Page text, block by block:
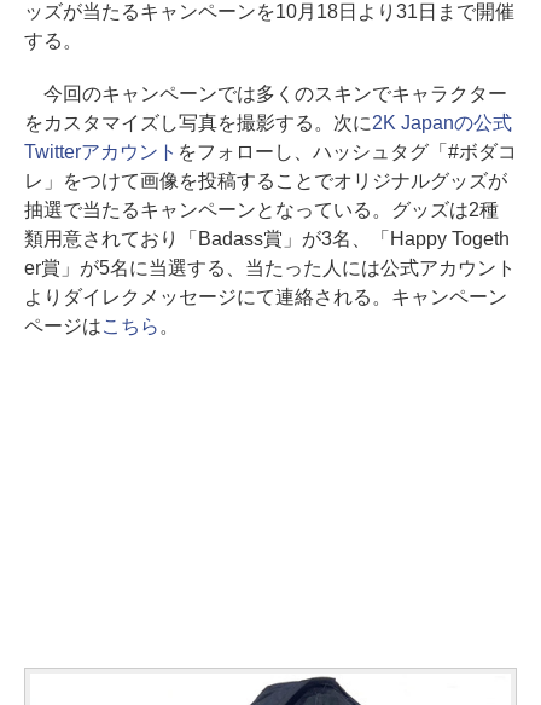
ッズが当たるキャンペーンを10月18日より31日まで開催
する。
今回のキャンペーンでは多くのスキンでキャラクター
をカスタマイズし写真を撮影する。次に2K Japanの公式
Twitterアカウント をフォローし、ハッシュタグ「#ボダコ
レ」をつけて画像を投稿することでオリジナルグッズが
抽選で当たるキャンペーンとなっている。グッズは2種
類用意されており「Badass賞」が3名、「Happy Togeth
er賞」が5名に当選する、当たった人には公式アカウント
よりダイレクメッセージにて連絡される。キャンペーン
ページはこちら 。